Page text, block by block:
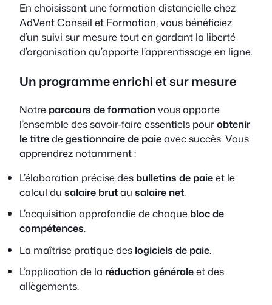
En choisissant une formation distancielle chez
AdVent Conseil et Formation, vous bénéficiez
d’un suivi sur mesure tout en gardant la liberté
d’organisation qu’apporte l’apprentissage en ligne.
Un programme enrichi et sur mesure
Notre parcours de formationvous apporte
l’ensemble des savoir-faire essentiels pourobtenir
le titredegestionnaire de paieavec succès. Vous
apprendrez notamment :
L’élaboration précise des bulletins de paieet le
calcul du salaire brutau salaire net.
L’acquisition approfondie de chaque bloc de
compétences.
La maîtrise pratique des logiciels de paie.
L’application de la réduction généraleet des
allègements.